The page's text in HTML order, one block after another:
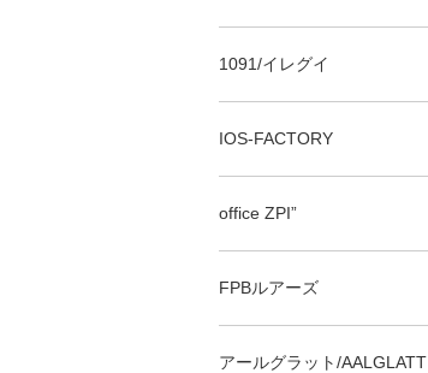
1091/イレグイ
IOS-FACTORY
office ZPI”
FPBルアーズ
アールグラット/AALGLATT